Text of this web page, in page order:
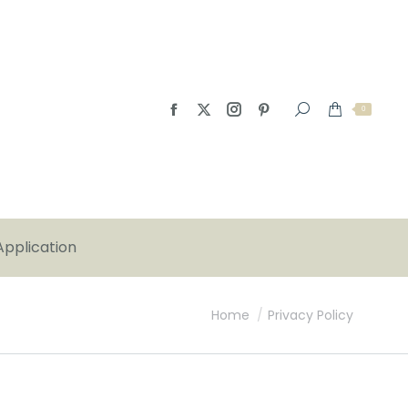
0
You are here:
Home Privacy Policy